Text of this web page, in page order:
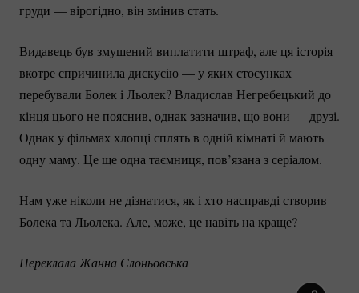
груди — вірогідно, він змінив стать.
Видавець був змушений виплатити штраф, але ця історія
вкотре спричинила дискусію — у яких стосунках
перебували Болек і Льолек? Владислав Негребецький до
кінця цього не пояснив, однак зазначив, що вони — друзі.
Однак у фільмах хлопці сплять в одній кімнаті й мають
одну маму. Це ще одна таємниця, пов’язана з серіалом.
Нам уже ніколи не дізнатися, як і хто насправді створив
Болека та Льолека. Але, може, це навіть на краще?
Переклала Жанна Слоньовська